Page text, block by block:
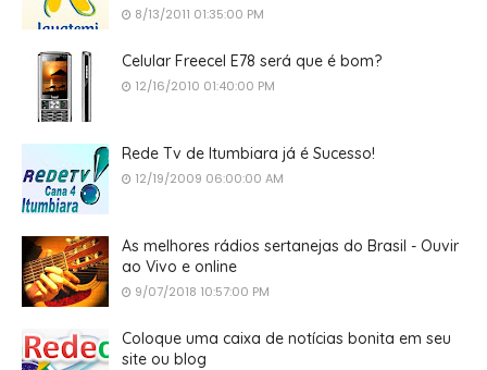
8/13/2011 01:35:00 PM
Celular Freecel E78 será que é bom?
12/16/2010 01:40:00 PM
Rede Tv de Itumbiara já é Sucesso!
12/19/2009 06:00:00 AM
As melhores rádios sertanejas do Brasil - Ouvir
ao Vivo e online
9/07/2018 10:57:00 PM
Coloque uma caixa de notícias bonita em seu
site ou blog